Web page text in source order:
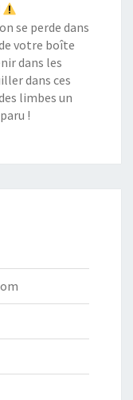
se perde dans
votre boîte
dans les
dans ces
limbes un
!